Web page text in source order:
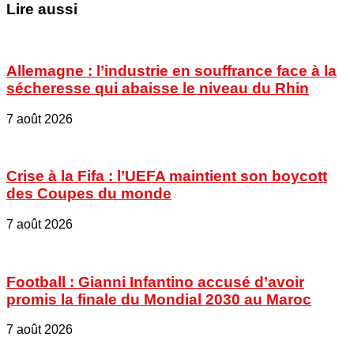
Lire aussi
Allemagne : l’industrie en souffrance face à la
sécheresse qui abaisse le niveau du Rhin
7 août 2026
Crise à la Fifa : l’UEFA maintient son boycott
des Coupes du monde
7 août 2026
Football : Gianni Infantino accusé d’avoir
promis la finale du Mondial 2030 au Maroc
7 août 2026